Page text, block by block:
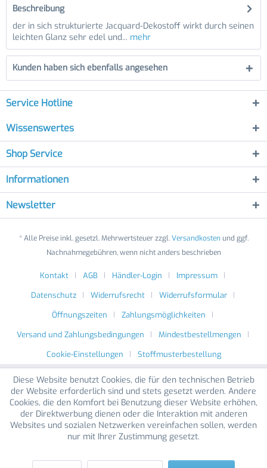
Beschreibung
der in sich strukturierte Jacquard-Dekostoff wirkt durch seinen
leichten Glanz sehr edel und... mehr
Kunden haben sich ebenfalls angesehen
Service Hotline
Wissenswertes
Shop Service
Informationen
Newsletter
* Alle Preise inkl. gesetzl. Mehrwertsteuer zzgl.Versandkostenund ggf.
Nachnahmegebühren, wenn nicht anders beschrieben
Kontakt AGB Händler-Login
Impressum
Datenschutz
Widerrufsrecht
Widerrufsformular
Öffnungszeiten
Zahlungsmöglichkeiten
Versand und Zahlungsbedingungen
Mindestbestellmengen
Cookie-Einstellungen
Stoffmusterbestellung
Diese Website benutzt Cookies, die für den technischen Betrieb
der Website erforderlich sind und stets gesetzt werden. Andere
Cookies, die den Komfort bei Benutzung dieser Website erhöhen,
der Direktwerbung dienen oder die Interaktion mit anderen
Websites und sozialen Netzwerken vereinfachen sollen, werden
nur mit Ihrer Zustimmung gesetzt.